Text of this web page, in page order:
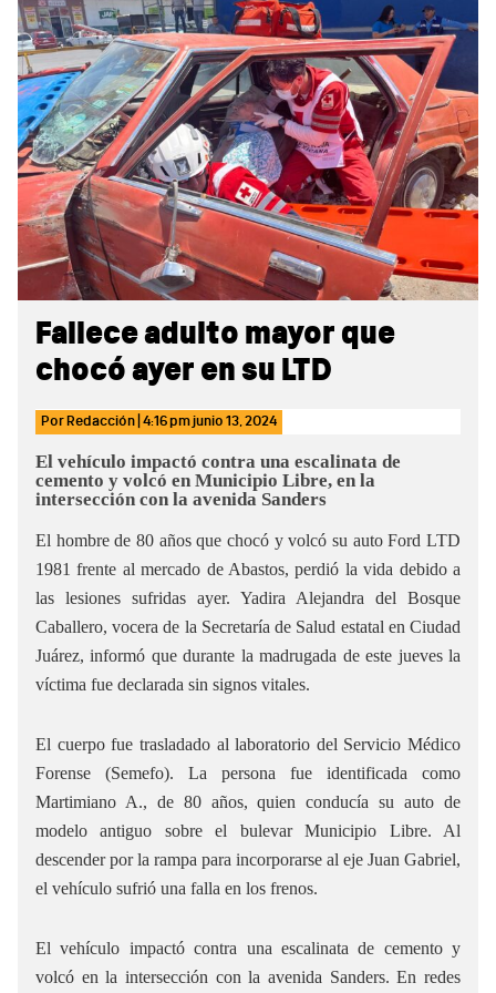
Fallece adulto mayor que
chocó ayer en su LTD
Por Redacción 4:16 pmjunio 13, 2024
El vehículo impactó contra una escalinata de
cemento y volcó en Municipio Libre, en la
intersección con la avenida Sanders
El hombre de 80 años que chocó y volcó su auto Ford LTD
1981 frente al mercado de Abastos, perdió la vida debido a
las lesiones sufridas ayer. Yadira Alejandra del Bosque
Caballero, vocera de la Secretaría de Salud estatal en Ciudad
Juárez, informó que durante la madrugada de este jueves la
víctima fue declarada sin signos vitales.
El cuerpo fue trasladado al laboratorio del Servicio Médico
Forense (Semefo). La persona fue identificada como
Martimiano A., de 80 años, quien conducía su auto de
modelo antiguo sobre el bulevar Municipio Libre. Al
descender por la rampa para incorporarse al eje Juan Gabriel,
el vehículo sufrió una falla en los frenos.
El vehículo impactó contra una escalinata de cemento y
volcó en la intersección con la avenida Sanders. En redes
Sidebar